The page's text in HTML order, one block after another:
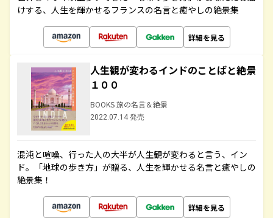
けする、人生を輝かせるフランスの名言と癒やしの絶景集
詳細を見る
人生観が変わるインドのことばと絶景
１００
BOOKS 旅の名言＆絶景
2022.07.14 発売
混沌と喧噪、行った人の大半が人生観が変わると言う、イン
ド。「地球の歩き方」が贈る、人生を輝かせる名言と癒やしの
絶景集！
詳細を見る